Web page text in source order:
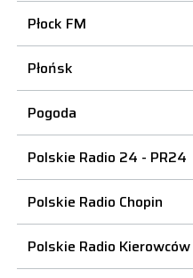
Płock FM
Płońsk
Pogoda
Polskie Radio 24 - PR24
Polskie Radio Chopin
Polskie Radio Kierowców